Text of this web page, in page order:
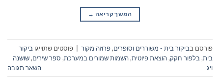
המשך קריאה →
פורסם בביקור בית - משוררים וסופרים,פרוזה מקור פוסטים שתוייגו ביקור
בית, בלפור חקק,הוצאת פיוטית,השמות שמורים במערכת, ספר שירים,שושנה
ויג
השאר תגובה